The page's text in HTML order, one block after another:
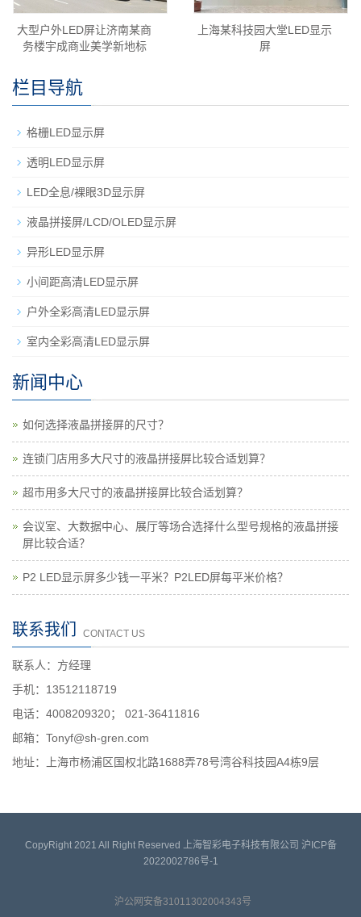
大型户外LED屏让济南某商
务楼宇成商业美学新地标
上海某科技园大堂LED显示
屏
栏目导航
格栅LED显示屏
透明LED显示屏
LED全息/裸眼3D显示屏
液晶拼接屏/LCD/OLED显示屏
异形LED显示屏
小间距高清LED显示屏
户外全彩高清LED显示屏
室内全彩高清LED显示屏
新闻中心
如何选择液晶拼接屏的尺寸？
连锁门店用多大尺寸的液晶拼接屏比较合适划算？
超市用多大尺寸的液晶拼接屏比较合适划算？
会议室、大数据中心、展厅等场合选择什么型号规格的液晶拼接
屏比较合适？
P2 LED显示屏多少钱一平米？P2LED屏每平米价格？
联系我们 CONTACT US
联系人：方经理
手机：13512118719
电话：4008209320； 021-36411816
邮箱：Tonyf@sh-gren.com
地址：上海市杨浦区国权北路1688弄78号湾谷科技园A4栋9层
CopyRight 2021 All Right Reserved 上海智彩电子科技有限公司 沪ICP备
2022002786号-1
沪公网安备31011302004343号